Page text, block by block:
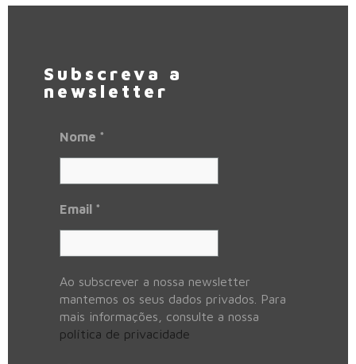
Subscreva a
newsletter
Nome *
Email *
Ao subscrever a nossa newsletter
mantemos os seus dados privados. Para
mais informações, consulte a nossa
política de privacidade